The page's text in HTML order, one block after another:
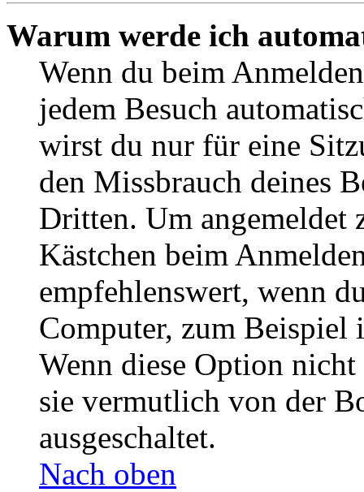
Warum werde ich
Wenn du beim
jedem Besuch
wirst du nur für eine
den Missbrauch deines
Dritten. Um angemeldet
Kästchen beim
empfehlenswert, wenn
Computer, zum Beispiel
Wenn diese Option
sie vermutlich von der
ausgeschaltet.
Nach oben